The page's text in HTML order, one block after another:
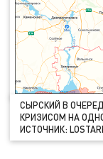
СЫРСКИЙ В
КРИЗИСОМ НА
ИСТОЧНИК: